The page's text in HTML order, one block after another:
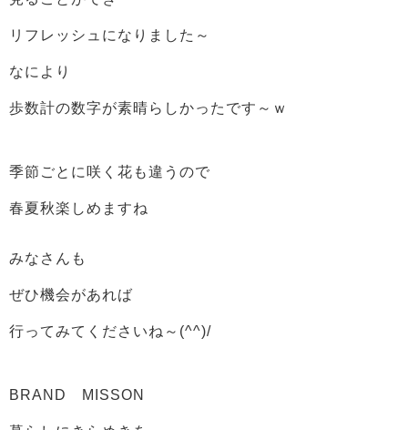
リフレッシュになりました～
なにより
歩数計の数字が素晴らしかったです～ｗ
季節ごとに咲く花も違うので
春夏秋楽しめますね
みなさんも
ぜひ機会があれば
行ってみてくださいね～(^^)/
BRAND MISSON